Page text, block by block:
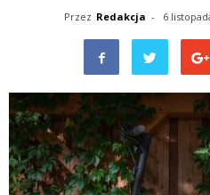
Przez Redakcja - 6